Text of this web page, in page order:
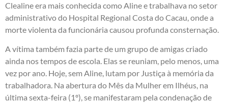
Clealine era mais conhecida como Aline e trabalhava no setor
administrativo do Hospital Regional Costa do Cacau, onde a
morte violenta da funcionária causou profunda consternação.
A vítima também fazia parte de um grupo de amigas criado
ainda nos tempos de escola. Elas se reuniam, pelo menos, uma
vez por ano. Hoje, sem Aline, lutam por Justiça à memória da
trabalhadora. Na abertura do Mês da Mulher em Ilhéus, na
última sexta-feira (1º), se manifestaram pela condenação de